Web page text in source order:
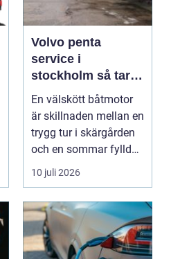
Volvo penta
service i
stockholm så tar
du hand om din
båtmotor på rätt
sätt
En välskött båtmotor
är skillnaden mellan en
trygg tur i skärgården
och en sommar fylld
av ofrivilli...
10 juli 2026